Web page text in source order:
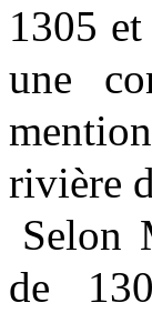
1305
une
rivière
Selon
de